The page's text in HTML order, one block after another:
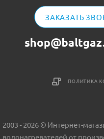
ЗАКАЗАТЬ
ПОЛИТИКА
2003 - 2026 © Интернет-
водонагревателей от